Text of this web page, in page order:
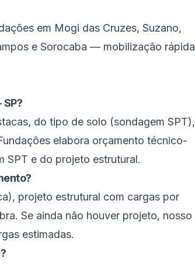
em Mogi das Cruzes, Suzano,
e Sorocaba — mobilização rápida
do tipo de solo (sondagem SPT),
elabora orçamento técnico-
SPT e do projeto estrutural.
projeto estrutural com cargas por
Se ainda não houver projeto, nosso
estimadas.